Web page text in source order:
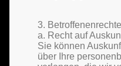
3. Betroffenenrechte
a. Recht auf
Sie können
über Ihre